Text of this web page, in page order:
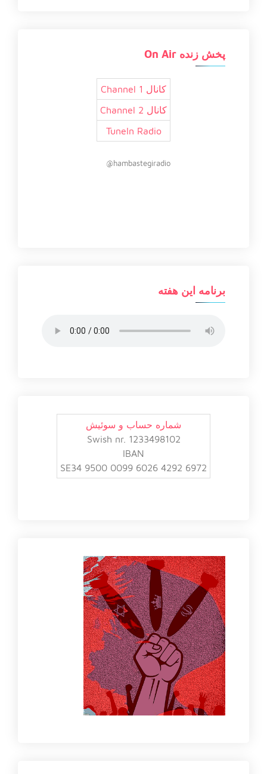
پخش زنده On Air
کانال 1 Channel
کانال 2 Channel
TuneIn Radio
hambastegiradio@
برنامه این هفته
شماره حساب و سوئیش
Swish nr. 1233498102
IBAN
SE34 9500 0099 6026 4292 6972